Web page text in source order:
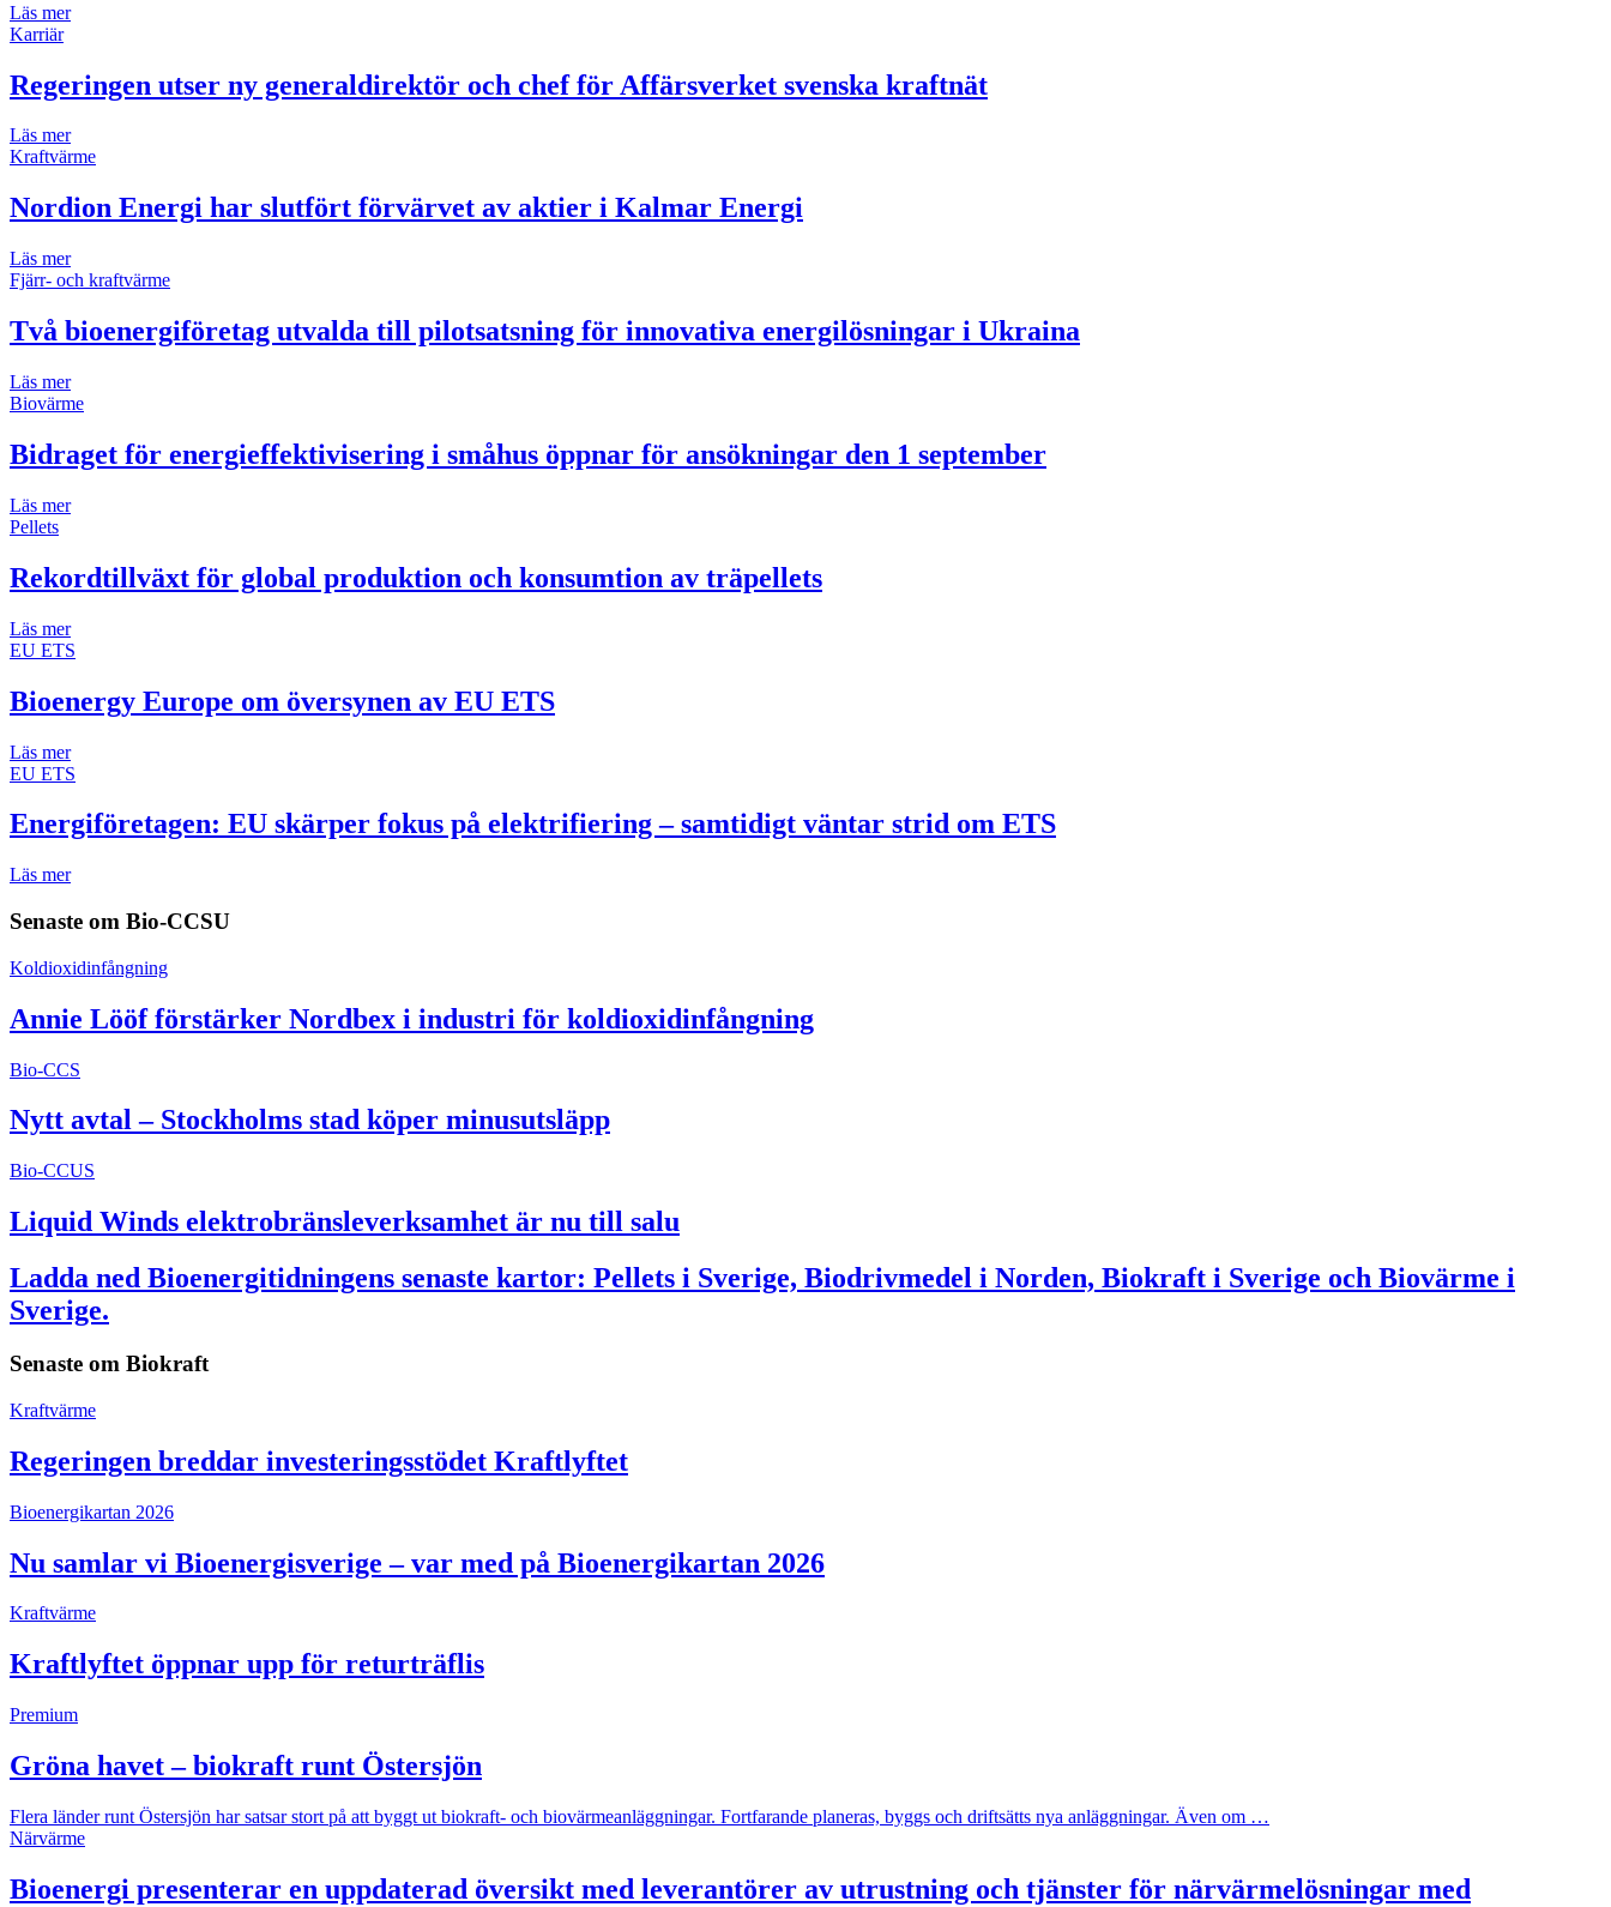
Läs mer
Karriär
Regeringen utser ny generaldirektör och chef för Affärsverket svenska kraftnät
Läs mer
Kraftvärme
Nordion Energi har slutfört förvärvet av aktier i Kalmar Energi
Läs mer
Fjärr- och kraftvärme
Två bioenergiföretag utvalda till pilotsatsning för innovativa energilösningar i Ukraina
Läs mer
Biovärme
Bidraget för energieffektivisering i småhus öppnar för ansökningar den 1 september
Läs mer
Pellets
Rekordtillväxt för global produktion och konsumtion av träpellets
Läs mer
EU ETS
Bioenergy Europe om översynen av EU ETS
Läs mer
EU ETS
Energiföretagen: EU skärper fokus på elektrifiering – samtidigt väntar strid om ETS
Läs mer
Senaste om Bio-CCSU
Koldioxidinfångning
Annie Lööf förstärker Nordbex i industri för koldioxidinfångning
Bio-CCS
Nytt avtal – Stockholms stad köper minusutsläpp
Bio-CCUS
Liquid Winds elektrobränsleverksamhet är nu till salu
Ladda ned Bioenergitidningens senaste kartor: Pellets i Sverige, Biodrivmedel i Norden, Biokraft i Sverige och Biovärme i
Sverige.
Senaste om Biokraft
Kraftvärme
Regeringen breddar investeringsstödet Kraftlyftet
Bioenergikartan 2026
Nu samlar vi Bioenergisverige – var med på Bioenergikartan 2026
Kraftvärme
Kraftlyftet öppnar upp för returträflis
Premium
Gröna havet – biokraft runt Östersjön
Flera länder runt Östersjön har satsar stort på att byggt ut biokraft- och biovärmeanläggningar. Fortfarande planeras, byggs och driftsätts nya anläggningar. Även om …
Närvärme
Bioenergi presenterar en uppdaterad översikt med leverantörer av utrustning och tjänster för närvärmelösningar med